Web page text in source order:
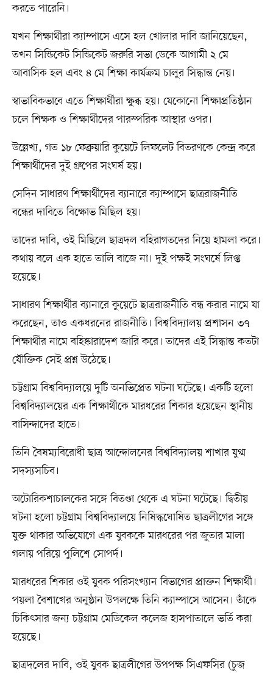
করতে পারেনি।
যখন শিক্ষার্থীরা ক্যাম্পাসে এসে হল খোলার দাবি জানিয়েছেন,
তখন সিন্ডিকেট সিন্ডিকেট জরুরি সভা ডেকে আগামী ২ মে
আবাসিক হল এবং ৪ মে শিক্ষা কার্যক্রম চালুর সিদ্ধান্ত নেয়।
স্বাভাবিকভাবে এতে শিক্ষার্থীরা ক্ষুব্ধ হয়। যেকোনো শিক্ষাপ্রতিষ্ঠান
চলে শিক্ষক ও শিক্ষার্থীদের পারস্পরিক আস্থার ওপর।
উল্লেখ্য, গত ১৮ ফেব্রুয়ারি কুয়েটে লিফলেট বিতরণকে কেন্দ্র করে
শিক্ষার্থীদের দুই গ্রুপের সংঘর্ষ হয়।
সেদিন সাধারণ শিক্ষার্থীদের ব্যানারে ক্যাম্পাসে ছাত্ররাজনীতি
বন্ধের দাবিতে বিক্ষোভ মিছিল হয়।
তাদের দাবি, ওই মিছিলে ছাত্রদল বহিরাগতদের নিয়ে হামলা করে।
কথায় বলে এক হাতে তালি বাজে না। দুই পক্ষই সংঘর্ষে লিপ্ত
হয়েছে।
সাধারণ শিক্ষার্থীর ব্যানারে কুয়েটে ছাত্ররাজনীতি বন্ধ করার নামে যা
করেছেন, তাও একধরনের রাজনীতি। বিশ্ববিদ্যালয় প্রশাসন ৩৭
শিক্ষার্থীর নামে বহিষ্কারাদেশ জারি করে। তাদের এই সিদ্ধান্ত কতটা
যৌক্তিক সেই প্রশ্ন উঠেছে।
চট্টগ্রাম বিশ্ববিদ্যালয়ে দুটি অনভিপ্রেত ঘটনা ঘটেছে। একটি হলো
বিশ্ববিদ্যালয়ের এক শিক্ষার্থীকে মারধরের শিকার হয়েছেন স্থানীয়
বাসিন্দাদের হাতে।
তিনি বৈষম্যবিরোধী ছাত্র আন্দোলনের বিশ্ববিদ্যালয় শাখার যুগ্ম
সদস্যসচিব।
অটোরিকশাচালকের সঙ্গে বিতণ্ডা থেকে এ ঘটনা ঘটেছে। দ্বিতীয়
ঘটনা হলো চট্টগ্রাম বিশ্ববিদ্যালয়ে নিষিদ্ধঘোষিত ছাত্রলীগের সঙ্গে
যুক্ত থাকার অভিযোগে এক যুবককে মারধরের পর জুতার মালা
গলায় পরিয়ে পুলিশে সোপর্দ।
মারধরের শিকার ওই যুবক পরিসংখ্যান বিভাগের প্রাক্তন শিক্ষার্থী।
পয়লা বৈশাখের অনুষ্ঠান উপলক্ষে তিনি ক্যাম্পাসে আসেন। তাঁকে
চিকিৎসার জন্য চট্টগ্রাম মেডিকেল কলেজ হাসপাতালে ভর্তি করা
হয়েছে।
ছাত্রদলের দাবি, ওই যুবক ছাত্রলীগের উপপক্ষ সিএফসির (চুজ